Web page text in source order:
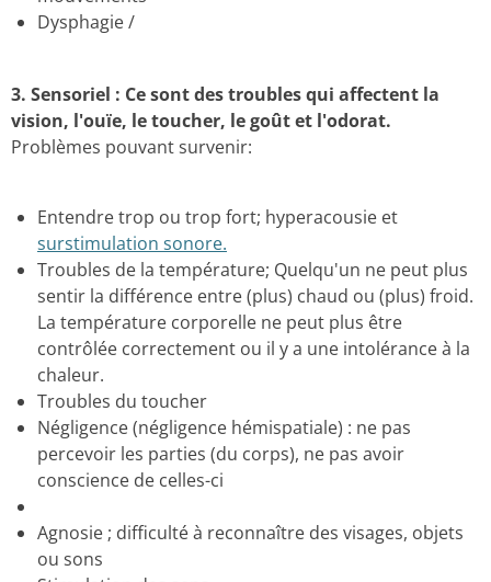
Dysphagie /
3. Sensoriel : Ce sont des troublesqui affectent la
vision, l'ouïe, le toucher, le goût et l'odorat.
Problèmes pouvant survenir:
Entendre trop ou trop fort; hyperacousie et
surstimulation sonore.
Troubles de la température; Quelqu'un ne peut plus
sentir la différence entre (plus) chaud ou (plus) froid.
La température corporelle ne peut plus être
contrôlée correctement ou il y a une intolérance à la
chaleur.
Troubles du toucher
Négligence (négligence hémispatiale) : ne pas
percevoir les parties (du corps), ne pas avoir
conscience de celles-ci
Agnosie ; difficulté à reconnaître des visages, objets
ou sons